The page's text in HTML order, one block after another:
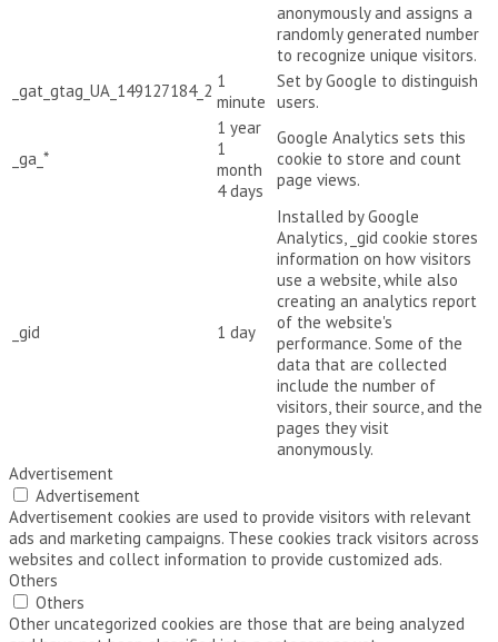
anonymously and assigns a
randomly generated number
to recognize unique visitors.
_gat_gtag_UA_149127184_2 1
minute
Set by Google to distinguish
users.
_ga_*
1 year
1
month
4 days
Google Analytics sets this
cookie to store and count
page views.
_gid 1 day
Installed by Google
Analytics, _gid cookie stores
information on how visitors
use a website, while also
creating an analytics report
of the website's
performance. Some of the
data that are collected
include the number of
visitors, their source, and the
pages they visit
anonymously.
Advertisement
Advertisement
Advertisement cookies are used to provide visitors with relevant
ads and marketing campaigns. These cookies track visitors across
websites and collect information to provide customized ads.
Others
Others
Other uncategorized cookies are those that are being analyzed